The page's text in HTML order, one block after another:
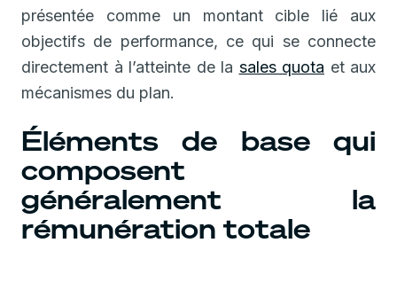
présentée comme un montant cible lié aux
objectifs de performance, ce qui se connecte
directement à l’atteinte de la sales quota et aux
mécanismes du plan.
Éléments de base qui
composent
généralement la
rémunération totale